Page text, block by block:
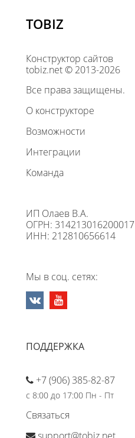
TOBIZ
Конструктор сайтов
tobiz.net © 2013-2026
Все права защищены.
О конструкторе
Возможности
Интеграции
Команда
ИП Олаев В.А.
ОГРН: 314213016200017
ИНН: 212810656614
Мы в соц. сетях:
ПОДДЕРЖКА
+7 (906) 385-82-87
с 8:00 до 17:00 Пн - Пт
Связаться